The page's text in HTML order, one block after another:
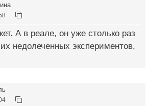
А в реале, он уже столько раз
недолеченных экспериментов,